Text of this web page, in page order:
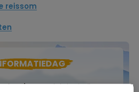
reissom
, Natlab in Eindhoven